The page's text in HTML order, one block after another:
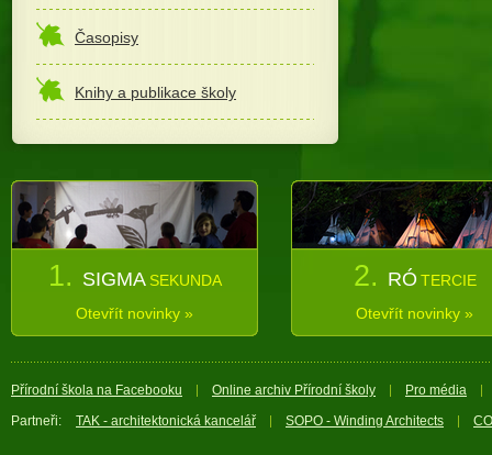
Časopisy
Knihy a publikace školy
1. SIGMA SEKUNDA
Otevřít novinky »
2. RÓ TERCIE
Otevřít novinky »
Přírodní škola na Facebooku Online archiv Přírodní školy
Pro média
Partneři:
TAK - architektonická kancelář SOPO - Winding Architects